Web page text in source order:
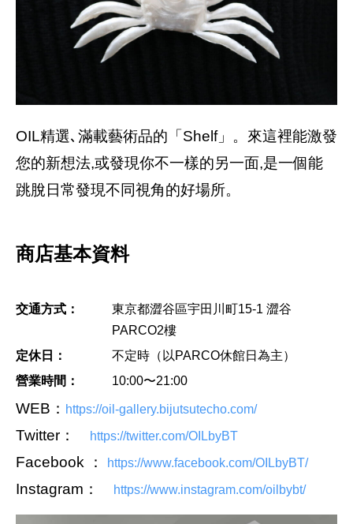
OIL精選､滿載藝術品的「Shelf」。來這裡能激發
您的新想法,或發現你不一樣的另一面,是一個能
跳脫日常發現不同視角的好場所。
商店基本資料
交通方式：
東京都澀谷區宇田川町15-1 澀谷
PARCO2樓
定休日：
不定時（以PARCO休館日為主）
營業時間：
10:00〜21:00
WEB： https://oil-gallery.bijutsutecho.com/
Twitter： https://twitter.com/OILbyBT
Facebook ： https://www.facebook.com/OILbyBT/
Instagram： https://www.instagram.com/oilbybt/